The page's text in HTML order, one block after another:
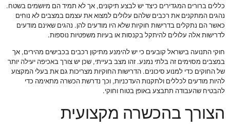
כללים ברורים המגדירים כיצד יש לבצע תיקונים, אך לא תמיד הם מיושמים בשטח.
נהגים המתקנים את רכבים שלהם עלולים למצוא את עצמם במצבים לא נוחים
כאשר הם נתקלים בדרישות חוקיות שלא היו מודעים להן. נהגים שאינם מודעים
לדרישות אלה עלולים להיתקל בקנסות או בעיות משפטיות נוספות.
חוקי התנועה בישראל קובעים כי יש להימנע מתיקון רכבים בכבישים מהירים, אך
במצבים מסוימים זה בלתי נמנע. זהו מצב בעייתי, שכן יש צורך באכיפה יעילה יותר
של החוקים כדי למנוע סיכונים. הדרישות החוקיות מצריכות גם את בעלי המקצוע
להיות מודעים לכללים ולתקנות העדכניות, וכך נדרשת הכשרה מתאימה כדי
להבטיח שהעבודה תתבצע באופן בטוח וחוקי.
הצורך בהכשרה מקצועית